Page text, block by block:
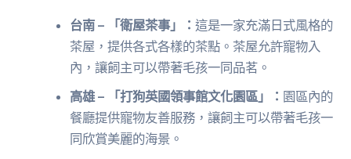
台南 – 「衛屋茶事」：這是一家充滿日式風格的
茶屋，提供各式各樣的茶點。茶屋允許寵物入
內，讓飼主可以帶著毛孩一同品茗。
高雄 – 「打狗英國領事館文化園區」： 園區內的
餐廳提供寵物友善服務，讓飼主可以帶著毛孩一
同欣賞美麗的海景。